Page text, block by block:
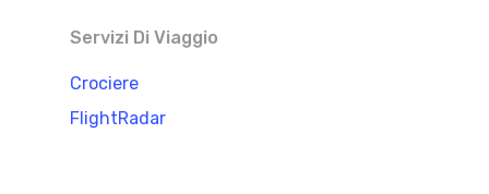
Servizi Di Viaggio
Crociere
FlightRadar